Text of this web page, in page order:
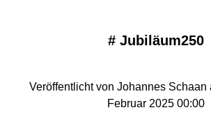
# Jubiläum250
Veröffentlicht von Johannes Schaan
Februar 2025 00:00